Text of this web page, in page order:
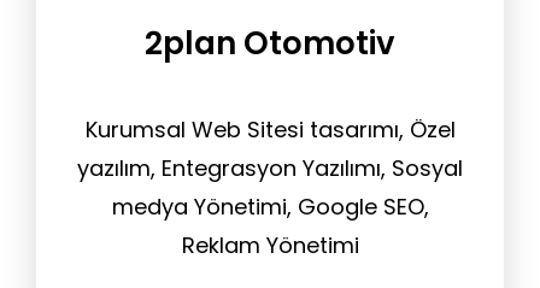
2plan Otomotiv
Kurumsal Web Sitesi tasarımı, Özel
yazılım, Entegrasyon Yazılımı, Sosyal
medya Yönetimi, Google SEO,
Reklam Yönetimi